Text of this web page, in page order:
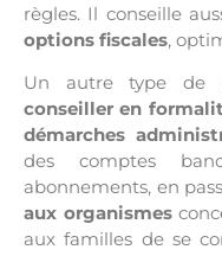
règles. Il conseille
options fiscales,
Un autre type de
conseiller en
démarches
des comptes
abonnements, en
aux organismes
aux familles de se